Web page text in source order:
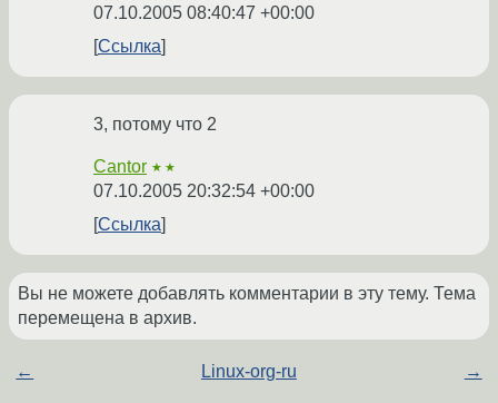
07.10.2005 08:40:47 +00:00
Ссылка
3, потому что 2
Cantor ★★
07.10.2005 20:32:54 +00:00
Ссылка
Вы не можете добавлять комментарии в эту тему. Тема
перемещена в архив.
← Linux-org-ru →